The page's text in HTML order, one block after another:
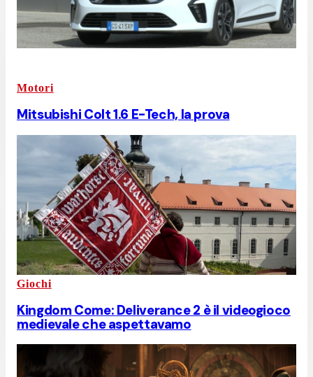
Motori
Mitsubishi Colt 1.6 E-Tech, la prova
Giochi
Kingdom Come: Deliverance 2 è il videogioco
medievale che aspettavamo